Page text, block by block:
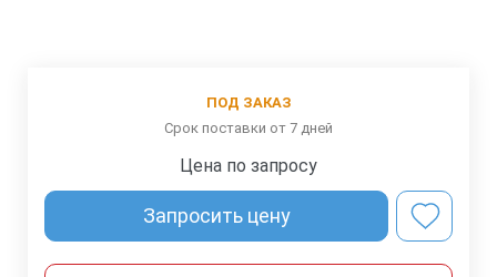
ПОД ЗАКАЗ
Срок поставки от 7 дней
Цена по запросу
Запросить цену